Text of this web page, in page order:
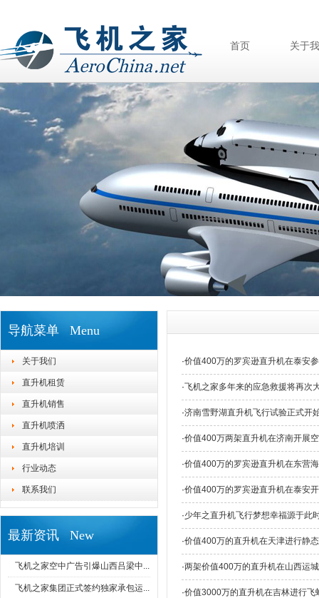
首页 关于
导航菜单 Menu
关于我们
直升机租赁
直升机销售
直升机喷洒
直升机培训
行业动态
联系我们
最新资讯 New
飞机之家空中广告引爆山西吕梁中...
飞机之家集团正式签约独家承包运...
·价值400万的罗宾逊直升机在泰安
·飞机之家多年来的应急救援将再次
·济南雪野湖直升机飞行试验正式开
·价值400万两架直升机在济南开展
·价值400万的罗宾逊直升机在东营
·价值400万的罗宾逊直升机在泰安
·少年之直升机飞行梦想幸福源于此
·价值400万的直升机在天津进行静
·两架价值400万的直升机在山西运
·价值3000万的直升机在吉林进行飞